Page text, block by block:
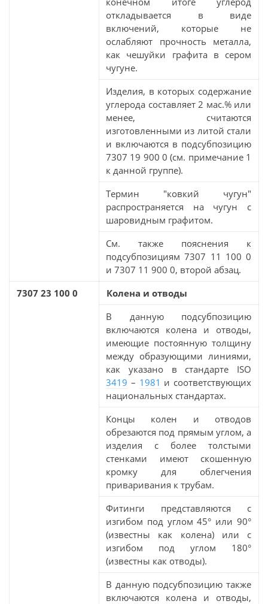
откладывается в виде
включений, которые не
ослабляют прочность металла,
как чешуйки графита в сером
чугуне.
Изделия, в которых содержание
углерода составляет 2 мас.% или
менее, считаются
изготовленными из литой стали
и включаются в подсубпозицию
7307 19 900 0 (см. примечание 1
к данной группе).
Термин "ковкий чугун"
распространяется на чугун с
шаровидным графитом.
См. также пояснения к
подсубпозициям 7307 11 100 0
и 7307 11 900 0, второй абзац.
7307 23 100 0
Колена и отводы
В данную подсубпозицию
включаются колена и отводы,
имеющие постоянную толщину
между образующими линиями,
как указано в стандарте ISO
3419 – 1981 и соответствующих
национальных стандартах.
Концы колен и отводов
обрезаются под прямым углом, а
изделия с более толстыми
стенками имеют скошенную
кромку для облегчения
приваривания к трубам.
Фитинги представляются с
изгибом под углом 45° или 90°
(известны как колена) или с
изгибом под углом 180°
(известны как отводы).
В данную подсубпозицию также
включаются колена и отводы,